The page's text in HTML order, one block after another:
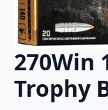
270Win
Trophy